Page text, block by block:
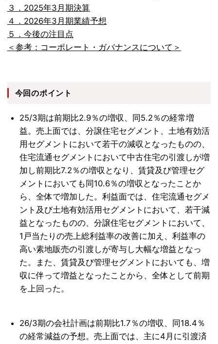
３．2025年3月期決算
４．2026年3月期業績予想
５．今後の注目点
＜参考：コーポレート・ガバナンスについて＞
今回のポイント
25/3期は前期比2.9％の増収、同5.2％の経常増
益。売上面では、分譲住宅セグメント、土地有効活
用セグメントにおいて若干の減収となったものの、
住宅流通セグメントにおいて中古住宅の引渡しが増
加し前期比7.2％の増収となり、賃貸及び管理セグ
メントにおいても同10.6％の増収となったことか
ら、全体で増加した。利益面では、住宅流通セグメ
ント及び土地有効活用セグメントにおいて、若干減
益となったものの、分譲住宅セグメントにおいて、
1戸当たりの売上総利益率の改善に加え、利益率の
高い素地販売の引渡しが寄与し大幅な増益となっ
た。また、賃貸及び管理セグメントにおいても、増
収に伴って増益となったことから、全体として前期
を上回った。
26/3期の会社計画は前期比1.7％の増収、同18.4％
の経常減益の予想。売上面では、主に4月に引渡済